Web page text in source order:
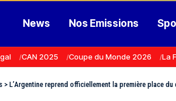
News Nos Emissions
CAN 2025 Coupe du Monde 2026 La
> L’Argentine reprend officiellement la première place du